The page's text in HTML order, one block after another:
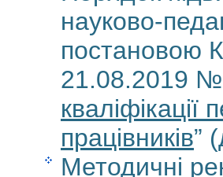
науково-
постановою
21.08.2019 №
кваліфікації
працівників”
Методичні